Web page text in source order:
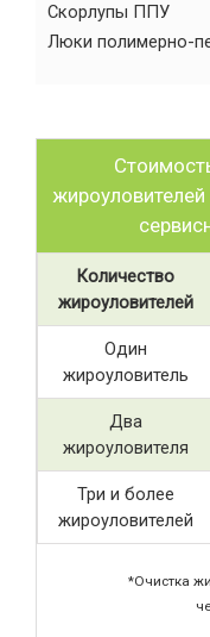
Скорлупы ППУ
Люки полимерно-
Количество
жироуловителей
Один
жироуловитель
Два
жироуловителя
Три и более
жироуловителей
*Очистка